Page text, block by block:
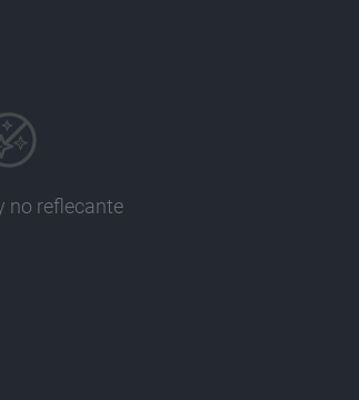
no reflecante